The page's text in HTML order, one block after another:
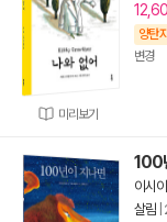
미리보기
양탄
변경
100
이시
살림